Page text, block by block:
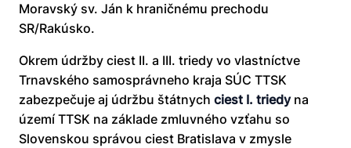
Moravský sv. Ján k hraničnému prechodu
SR/Rakúsko.
Okrem údržby ciest II. a III. triedy vo vlastníctve
Trnavského samosprávneho kraja SÚC TTSK
zabezpečuje aj údržbu štátnych ciest I. triedyna
území TTSK na základe zmluvného vzťahu so
Slovenskou správou ciest Bratislava v zmysle